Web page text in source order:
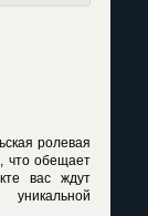
ролевая
что обещает
вас ждут